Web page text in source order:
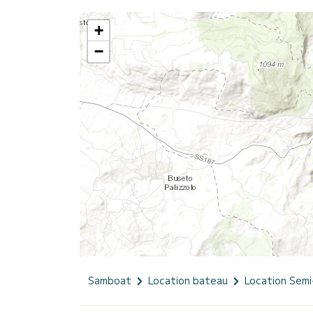
+
−
Samboat Location bateau Location